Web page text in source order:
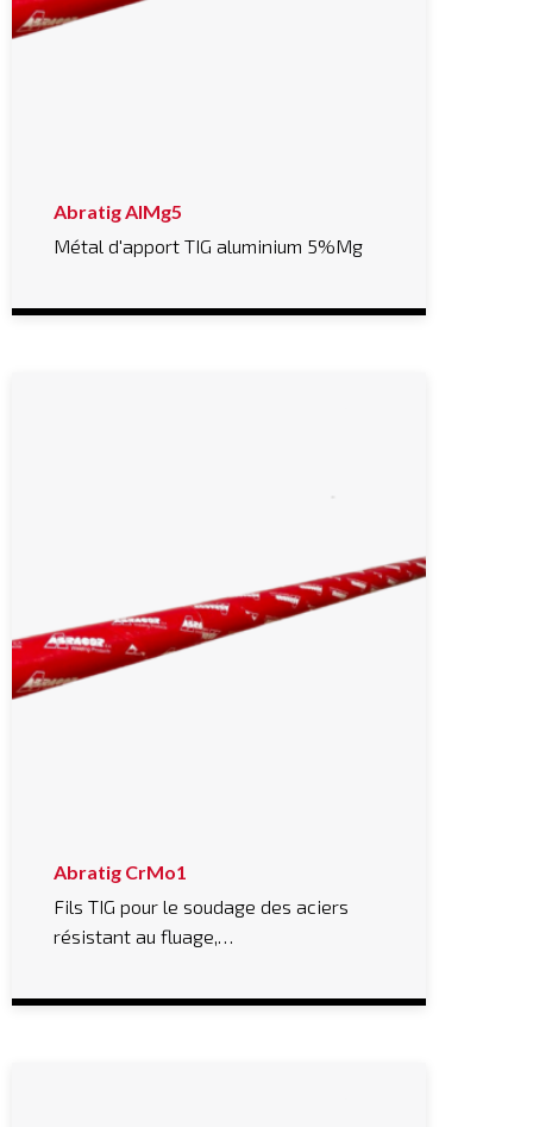
Abratig AlMg5
Métal d'apport TIG aluminium 5%Mg
Abratig CrMo1
Fils TIG pour le soudage des aciers
résistant au fluage,…